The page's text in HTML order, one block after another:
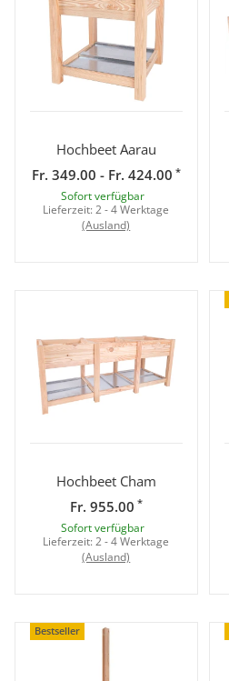
Hochbeet Aarau
Fr. 349.00 - Fr. 424.00 *
Sofort verfügbar
Lieferzeit:2 - 4 Werktage
(Ausland)
Hochbeet Cham
Fr. 955.00 *
Sofort verfügbar
Lieferzeit:2 - 4 Werktage
(Ausland)
Bestseller